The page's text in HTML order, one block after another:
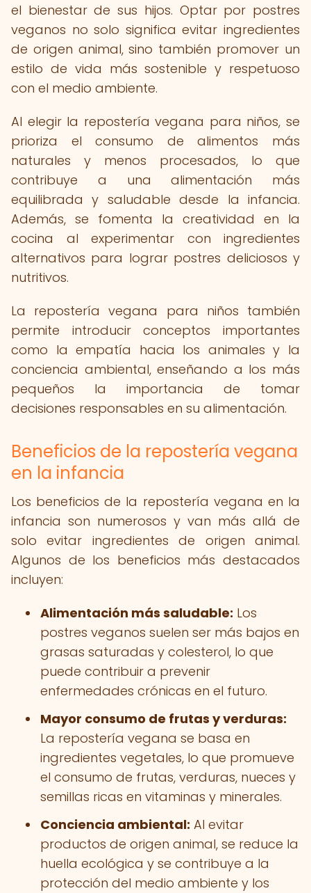
el bienestar de sus hijos. Optar por postres
veganos no solo significa evitar ingredientes
de origen animal, sino también promover un
estilo de vida más sostenible y respetuoso
con el medio ambiente.
Al elegir la repostería vegana para niños, se
prioriza el consumo de alimentos más
naturales y menos procesados, lo que
contribuye a una alimentación más
equilibrada y saludable desde la infancia.
Además, se fomenta la creatividad en la
cocina al experimentar con ingredientes
alternativos para lograr postres deliciosos y
nutritivos.
La repostería vegana para niños también
permite introducir conceptos importantes
como la empatía hacia los animales y la
conciencia ambiental, enseñando a los más
pequeños la importancia de tomar
decisiones responsables en su alimentación.
Beneficios de la repostería vegana
en la infancia
Los beneficios de la repostería vegana en la
infancia son numerosos y van más allá de
solo evitar ingredientes de origen animal.
Algunos de los beneficios más destacados
incluyen:
Alimentación más saludable: Los
postres veganos suelen ser más bajos en
grasas saturadas y colesterol, lo que
puede contribuir a prevenir
enfermedades crónicas en el futuro.
Mayor consumo de frutas y verduras:
La repostería vegana se basa en
ingredientes vegetales, lo que promueve
el consumo de frutas, verduras, nueces y
semillas ricas en vitaminas y minerales.
Conciencia ambiental: Al evitar
productos de origen animal, se reduce la
huella ecológica y se contribuye a la
protección del medio ambiente y los